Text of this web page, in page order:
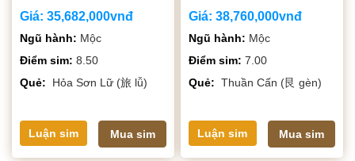
Giá: 35,682,000vnđ
Ngũ hành: Mộc
Điểm sim: 8.50
Quẻ:
Hỏa Sơn Lữ (旅 lǚ)
Luận sim Mua sim
Giá:38,760,000vnđ
Ngũ hành: Mộc
Điểm sim:7.00
Quẻ: Thuần Cấn (艮 gèn)
Luận sim Mua sim